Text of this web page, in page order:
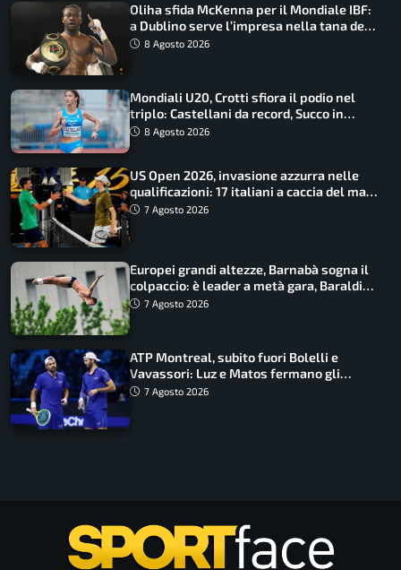
Oliha sfida McKenna per il Mondiale IBF:
a Dublino serve l’impresa nella tana del
lupo8 Agosto 2026
Mondiali U20, Crotti sfiora il podio nel
triplo: Castellani da record, Succo in
finale
8 Agosto 2026
US Open 2026, invasione azzurra nelle
qualificazioni: 17 italiani a caccia del main
draw7 Agosto 2026
Europei grandi altezze, Barnabà sogna il
colpaccio: è leader a metà gara, Baraldi
ancora in corsa
7 Agosto 2026
ATP Montreal, subito fuori Bolelli e
Vavassori: Luz e Matos fermano gli
azzurri
7 Agosto 2026